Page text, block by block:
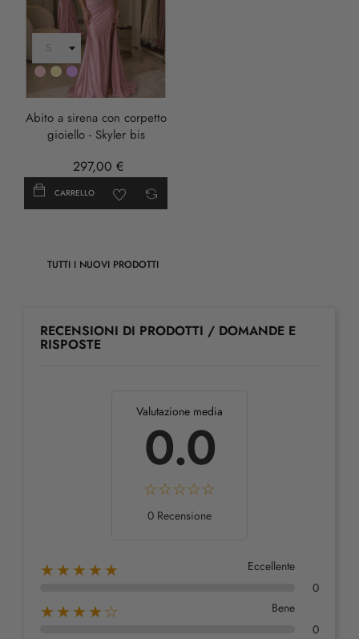
RosaOroLILLA
Abito a sirena con corpetto
gioiello - Skyler bis
297,00 €
CARRELLO
TUTTI I NUOVI PRODOTTI
RECENSIONI DI PRODOTTI / DOMANDE E
RISPOSTE
Valutazione media
0.0
0 Recensione
★★★★★
Eccellente
0
★★★★☆
Bene
0